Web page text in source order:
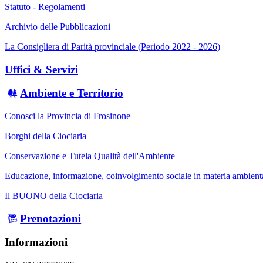
Statuto - Regolamenti
Archivio delle Pubblicazioni
La Consigliera di Parità provinciale (Periodo 2022 - 2026)
Uffici & Servizi
Ambiente e Territorio
Conosci la Provincia di Frosinone
Borghi della Ciociaria
Conservazione e Tutela Qualità dell'Ambiente
Educazione, informazione, coinvolgimento sociale in materia
Il BUONO della Ciociaria
Prenotazioni
Informazioni